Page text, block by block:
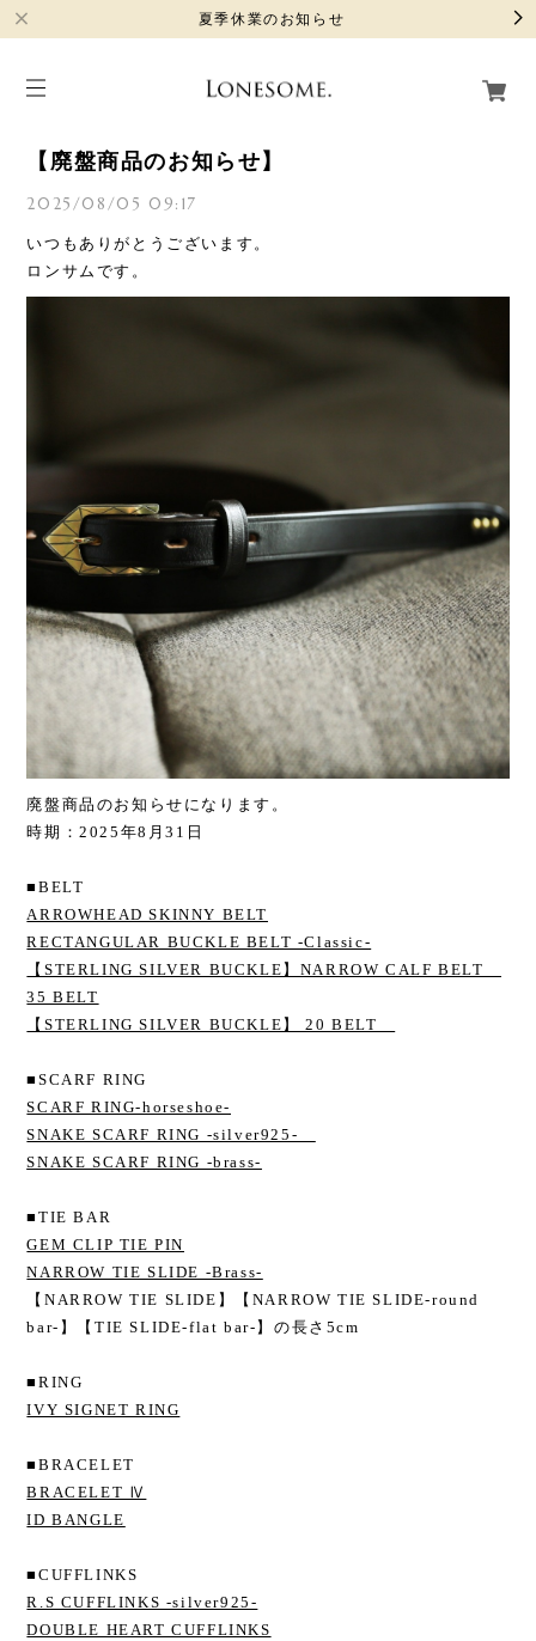
夏季休業のお知らせ
【廃盤商品のお知らせ】
2025/08/05 09:17
いつもありがとうございます。
ロンサムです。
廃盤商品のお知らせになります。
時期：2025年8月31日
■BELT
ARROWHEAD SKINNY BELT
RECTANGULAR BUCKLE BELT -Classic-
【STERLING SILVER BUCKLE】NARROW CALF BELT
35 BELT
【STERLING SILVER BUCKLE】 20 BELT
■SCARF RING
SCARF RING-horseshoe-
SNAKE SCARF RING -silver925-
SNAKE SCARF RING -brass-
■TIE BAR
GEM CLIP TIE PIN
NARROW TIE SLIDE -Brass-
【NARROW TIE SLIDE】【NARROW TIE SLIDE-round
bar-】【TIE SLIDE-flat bar-】の長さ5cm
■RING
IVY SIGNET RING
■BRACELET
BRACELET Ⅳ
ID BANGLE
■CUFFLINKS
R.S CUFFLINKS -silver925-
DOUBLE HEART CUFFLINKS